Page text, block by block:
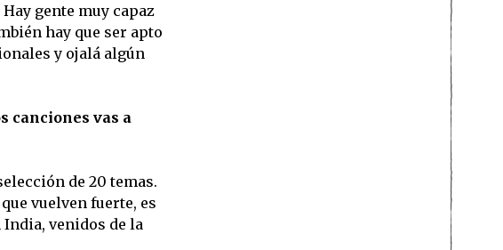
gente muy capaz
hay que ser apto
y ojalá algún
canciones vas a
de 20 temas.
vuelven fuerte, es
venidos de la